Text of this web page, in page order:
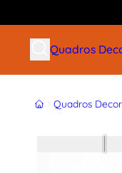
Buscar produtos
Quadros
InícioQuadros